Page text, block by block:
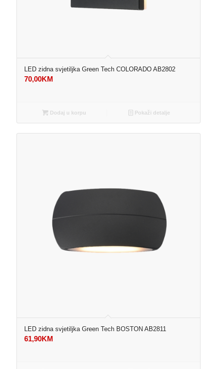
LED zidna svjetiljka Green Tech COLORADO AB2802
70,00KM
Dodaj u korpu Pokaži detalje
LED zidna svjetiljka Green Tech BOSTON AB2811
61,90KM